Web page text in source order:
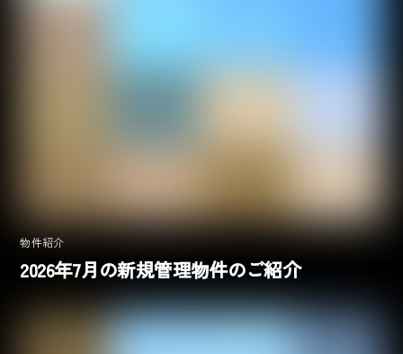
物件紹介
2026年7月の新規管理物件のご紹介